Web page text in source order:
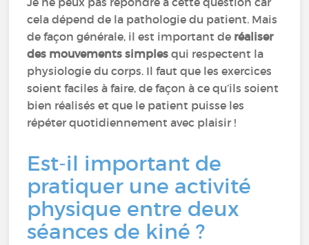
cela dépend de la pathologie du patient. Mais
de façon générale, il est important de réaliser
des mouvements simples qui respectent la
physiologie du corps. Il faut que les exercices
soient faciles à faire, de façon à ce qu’ils soient
bien réalisés et que le patient puisse les
répéter quotidiennement avec plaisir !
Est-il important de
pratiquer une activité
physique entre deux
séances de kiné ?